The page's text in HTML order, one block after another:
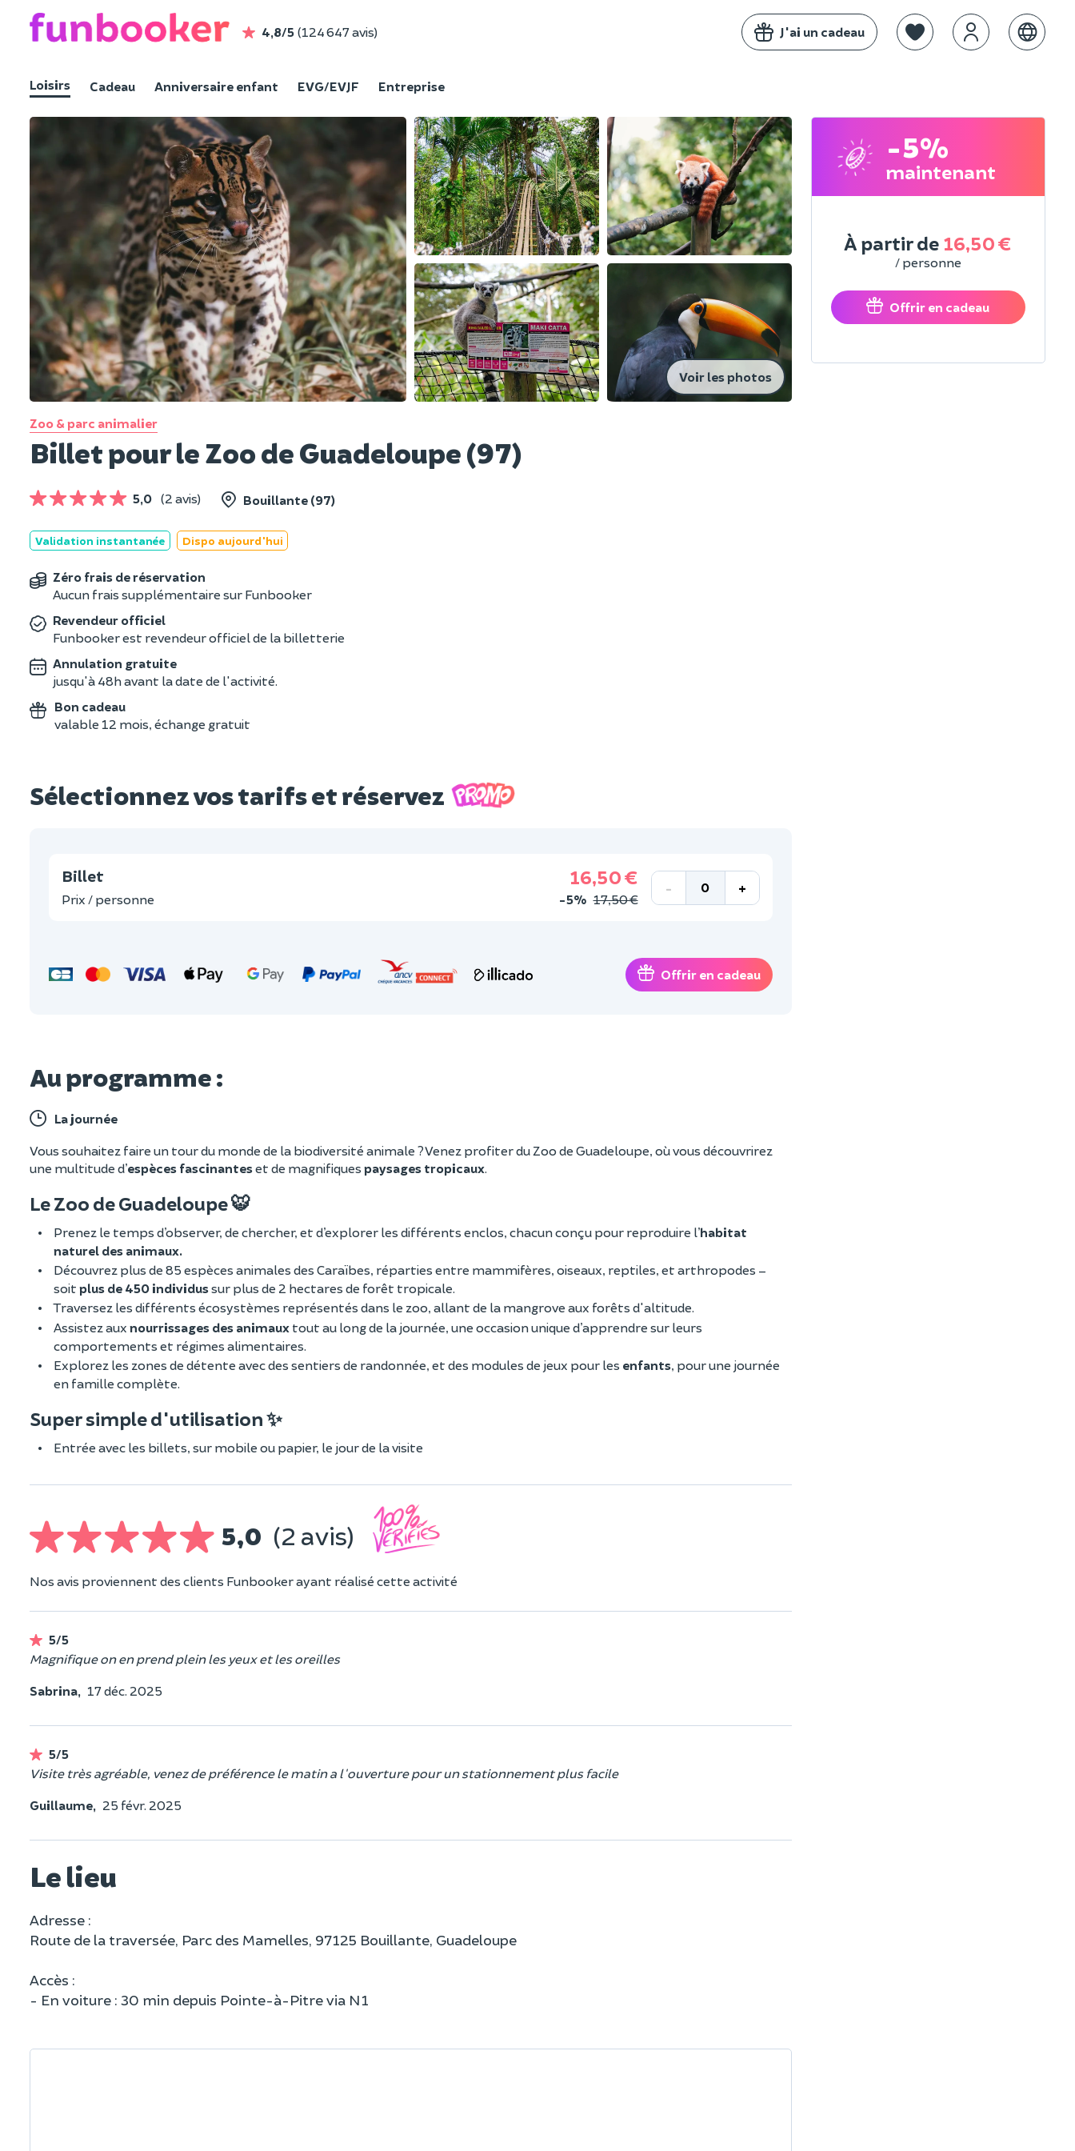
4,8/5 (124 647 avis) J'ai un cadeau
Loisirs Cadeau Anniversaire enfant EVG/EVJF Entreprise
Voir les photos
Zoo & parc animalier
Billet pour le Zoo de Guadeloupe (97)
5,0 (2 avis) Bouillante (97)
Validation instantanée Dispo aujourd'hui
Zéro frais de réservation
Aucun frais supplémentaire sur Funbooker
Revendeur officiel
Funbooker est revendeur officiel de la billetterie
Annulation gratuite
jusqu'à 48h avant la date de l'activité.
Bon cadeau
valable 12 mois, échange gratuit
Sélectionnez vos tarifs et réservez
Billet
Prix / personne
16,50 €
-5% 17,50 €
- +
Offrir en cadeau
Au programme :
La journée
Vous souhaitez faire un tour du monde de la biodiversité animale ? Venez profiter du Zoo de Guadeloupe, où vous découvrirez
une multitude d’espèces fascinanteset de magnifiques paysages tropicaux.
Le Zoo de Guadeloupe 🐯
Prenez le temps d’observer, de chercher, et d’explorer les différents enclos, chacun conçu pour reproduire l’habitat
naturel des animaux.
Découvrez plus de 85 espèces animales des Caraïbes, réparties entre mammifères, oiseaux, reptiles, et arthropodes –
soit plus de 450 individussur plus de 2 hectares de forêt tropicale.
Traversez les différents écosystèmes représentés dans le zoo, allant de la mangrove aux forêts d'altitude.
Assistez aux nourrissages des animaux tout au long de la journée, une occasion unique d’apprendre sur leurs
comportements et régimes alimentaires.
Explorez les zones de détente avec des sentiers de randonnée, et des modules de jeux pour les enfants, pour une journée
en famille complète.
Super simple d'utilisation ✨
Entrée avec les billets, sur mobile ou papier, le jour de la visite
5,0 (2 avis)
Nos avis proviennent des clients Funbooker ayant réalisé cette activité
5/5
Magnifique on en prend plein les yeux et les oreilles
Sabrina, 17 déc. 2025
5/5
Visite très agréable, venez de préférence le matin a l'ouverture pour un stationnement plus facile
Guillaume, 25 févr. 2025
Le lieu
Adresse :
Route de la traversée, Parc des Mamelles, 97125 Bouillante, Guadeloupe
Accès :
- En voiture : 30 min depuis Pointe-à-Pitre via N1
-5%
maintenant
À partir de 16,50 €
/ personne
Offrir en cadeau